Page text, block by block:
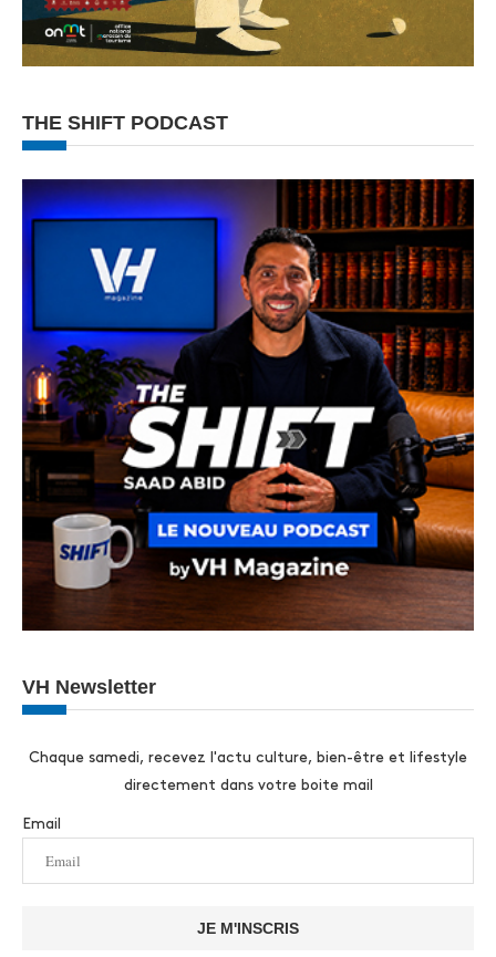
THE SHIFT PODCAST
VH Newsletter
Chaque samedi, recevez l'actu culture, bien-être et lifestyle
directement dans votre boite mail
Email
JE M'INSCRIS